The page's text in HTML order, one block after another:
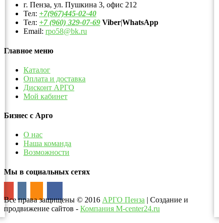
г. Пенза, ул. Пушкина 3, офис 212
Тел: +7(967)445-02-40
Тел: +7 (960) 329-07-69 Viber|WhatsApp
Email: rpo58@bk.ru
Главное меню
Каталог
Оплата и доставка
Дисконт АРГО
Мой кабинет
Бизнес с Арго
О нас
Наша команда
Возможности
Мы в социальных сетях
Все права защищены © 2016 АРГО Пенза | Создание и
продвижение сайтов - Компания M-center24.ru